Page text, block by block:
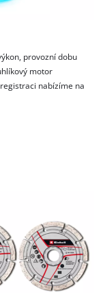
provozní dobu
motor
nabízíme na